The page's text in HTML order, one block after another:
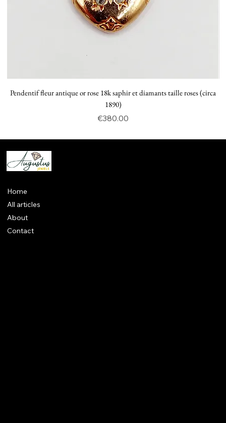
Pendentif fleur antique or rose 18k saphir et diamants taille roses (circa
1890)
Price
€380.00
Home
All articles
About
Contact